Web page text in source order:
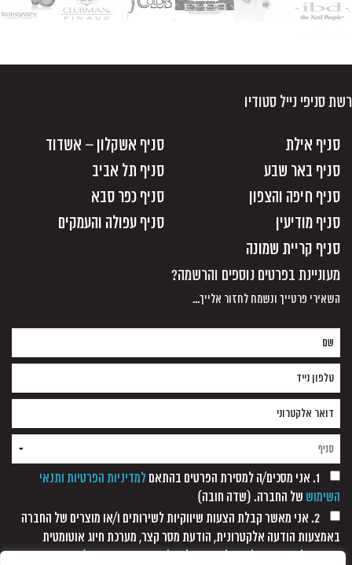
רשת סניפי נייל סטודיו
סניף אילת
סניף אשקלון – אשדוד
סניף באר שבע
סניף תל אביב
סניף חיפה והצפון
סניף כפר סבא
סניף מודיעין
סניף עפולה והעמקים
סניף קריית שמונה
מעוניינת בפרטים נוספים והרשמה?
השאירי פרטייך ונשמח לחזור אלייך...
1. אני מסכים/ה למסירת הפרטים בהתאם
למדיניות הפרטיות ותנאי
השימוש של החברה. (שדה חובה)
2. אני מאשר קבלת הצעות שיווקיות לשירותים ו/או מוצרים של החברה
באמצעות הודעה אלקטרונית, הודעת מסר קצר, מערכת חיוג אוטומטית
ופקסימיליה, וזאת כל עוד לא נתקבלה כל הודעה אחרת ממני/